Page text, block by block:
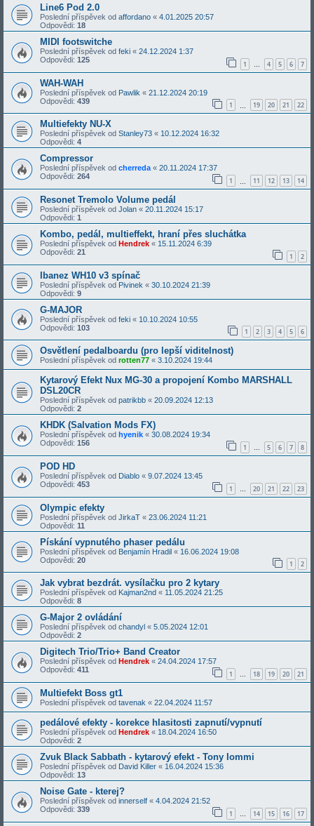
Line6 Pod 2.0
Poslední příspěvek od affordano « 4.01.2025 20:57
Odpovědi: 18
MIDI footswitche
Poslední příspěvek od feki « 24.12.2024 1:37
Odpovědi: 125 1 … 4 5 6 7
WAH-WAH
Poslední příspěvek od Pawlik « 21.12.2024 20:19
Odpovědi: 439 1 19 20 21 22
Multiefekty NU-X
Poslední příspěvek od Stanley73 « 10.12.2024 16:32
Odpovědi: 4
Compressor
Poslední příspěvek od cherreda« 20.11.2024 17:37
Odpovědi: 264 1 11 12 13 14
Resonet Tremolo Volume pedál
Poslední příspěvek od Jolan « 20.11.2024 15:17
Odpovědi: 1
Kombo, pedál, multieffekt, hraní přes sluchátka
Poslední příspěvek od Hendrek « 15.11.2024 6:39
Odpovědi: 21 1 2
Ibanez WH10 v3 spínač
Poslední příspěvek od Pivinek « 30.10.2024 21:39
Odpovědi: 9
G-MAJOR
Poslední příspěvek od feki « 10.10.2024 10:55
Odpovědi: 103 1 2 3 4 5 6
Osvětlení pedalboardu (pro lepší viditelnost)
Poslední příspěvek od rotten77 « 3.10.2024 19:44
Kytarový Efekt Nux MG-30 a propojení Kombo MARSHALL
DSL20CR
Poslední příspěvek od patrikbb « 20.09.2024 12:13
Odpovědi: 2
KHDK (Salvation Mods FX)
Poslední příspěvek od hyenik « 30.08.2024 19:34
Odpovědi: 156 1 … 5 6 7 8
POD HD
Poslední příspěvek od Diablo « 9.07.2024 13:45
Odpovědi: 453 1 … 20 21 22 23
Olympic efekty
Poslední příspěvek od JirkaT « 23.06.2024 11:21
Odpovědi: 11
Pískání vypnutého phaser pedálu
Poslední příspěvek od Benjamín Hradil « 16.06.2024 19:08
Odpovědi: 20 1 2
Jak vybrat bezdrát. vysílačku pro 2 kytary
Poslední příspěvek od Kajman2nd « 11.05.2024 21:25
Odpovědi: 8
G-Major 2 ovládání
Poslední příspěvek od chandyl « 5.05.2024 12:01
Odpovědi: 2
Digitech Trio/Trio+ Band Creator
Poslední příspěvek od Hendrek « 24.04.2024 17:57
Odpovědi: 411 1 … 18 19 20 21
Multiefekt Boss gt1
Poslední příspěvek od tavenak « 22.04.2024 11:57
pedálové efekty - korekce hlasitosti zapnutí/vypnutí
Poslední příspěvek od Hendrek « 18.04.2024 16:50
Odpovědi: 2
Zvuk Black Sabbath - kytarový efekt - Tony Iommi
Poslední příspěvek od David Killer « 16.04.2024 15:36
Odpovědi: 13
Noise Gate - kterej?
Poslední příspěvek od innerself « 4.04.2024 21:52
Odpovědi: 339 1 … 14 15 16 17